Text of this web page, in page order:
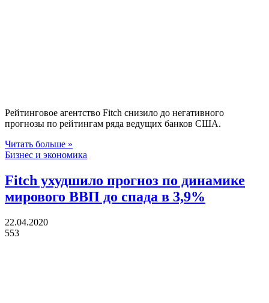
Рейтинговое агентство Fitch снизило до негативного
прогнозы по рейтингам ряда ведущих банков США.
Читать больше »
Бизнес и экономика
Fitch ухудшило прогноз по динамике
мирового ВВП до спада в 3,9%
22.04.2020
553